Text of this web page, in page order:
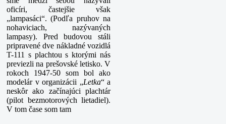
oficíri, častejšie však
„lampasáci“. (Podľa pruhov na
nohaviciach, nazývaných
lampasy). Pred budovou stáli
pripravené dve nákladné vozidlá
T-111 s plachtou s ktorými nás
previezli na prešovské letisko. V
rokoch 1947-50 som bol ako
modelár v organizácii „Letka“ a
neskôr ako začínajúci plachtár
(pilot bezmotorových lietadiel).
V tom čase som tam